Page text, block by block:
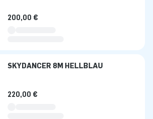
200,00 €
SKYDANCER 8M HELLBLAU
220,00 €